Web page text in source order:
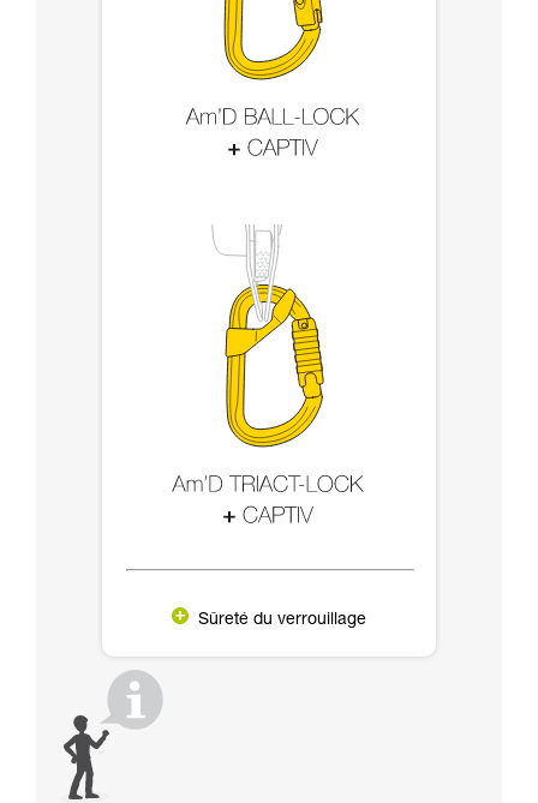
Sûreté du verrouillage